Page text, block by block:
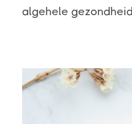
algehele